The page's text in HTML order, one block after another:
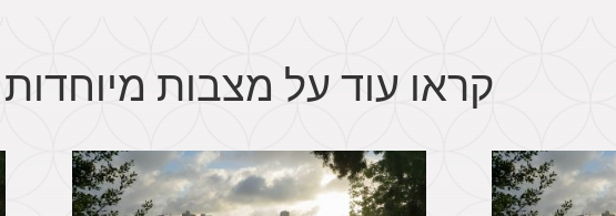
קראו עוד על מצבות מיוחדות